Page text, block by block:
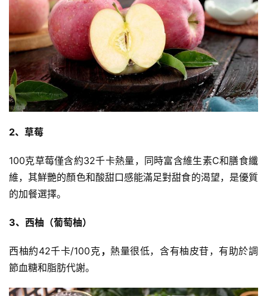
2、草莓
100克草莓僅含約32千卡熱量，同時富含維生素C和膳食纖
維，其鮮艷的顏色和酸甜口感能滿足對甜食的渴望，是優質
的加餐選擇。
3、西柚（葡萄柚）
西柚約42千卡/100克 ，熱量很低，含有柚皮苷，有助於調
節血糖和脂肪代謝。